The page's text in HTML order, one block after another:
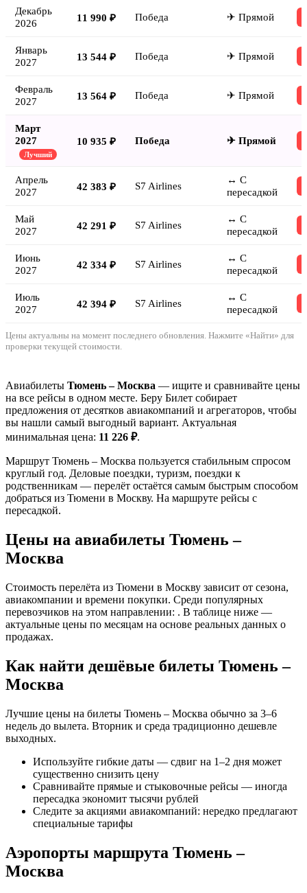
Декабрь
2026
11 990 ₽ Победа ✈ Прямой
Январь
2027
13 544 ₽ Победа ✈ Прямой
Февраль
2027
13 564 ₽ Победа ✈ Прямой
Март
2027
Лучший
10 935 ₽ Победа ✈ Прямой
Апрель
2027
42 383 ₽ S7 Airlines
↔ С
пересадкой
Май
2027
42 291 ₽ S7 Airlines
↔ С
пересадкой
Июнь
2027
42 334 ₽ S7 Airlines
↔ С
пересадкой
Июль
2027
42 394 ₽ S7 Airlines
↔ С
пересадкой
Цены актуальны на момент последнего обновления. Нажмите «Найти» для
проверки текущей стоимости.
Авиабилеты Тюмень – Москва — ищите и сравнивайте цены
на все рейсы в одном месте. Беру Билет собирает
предложения от десятков авиакомпаний и агрегаторов, чтобы
вы нашли самый выгодный вариант. Актуальная
минимальная цена: 11 226 ₽.
Маршрут Тюмень – Москва пользуется стабильным спросом
круглый год. Деловые поездки, туризм, поездки к
родственникам — перелёт остаётся самым быстрым способом
добраться из Тюмени в Москву. На маршруте рейсы с
пересадкой.
Цены на авиабилеты Тюмень –
Москва
Стоимость перелёта из Тюмени в Москву зависит от сезона,
авиакомпании и времени покупки. Среди популярных
перевозчиков на этом направлении: . В таблице ниже —
актуальные цены по месяцам на основе реальных данных о
продажах.
Как найти дешёвые билеты Тюмень –
Москва
Лучшие цены на билеты Тюмень – Москва обычно за 3–6
недель до вылета. Вторник и среда традиционно дешевле
выходных.
Используйте гибкие даты — сдвиг на 1–2 дня может
существенно снизить цену
Сравнивайте прямые и стыковочные рейсы — иногда
пересадка экономит тысячи рублей
Следите за акциями авиакомпаний: нередко предлагают
специальные тарифы
Аэропорты маршрута Тюмень –
Москва